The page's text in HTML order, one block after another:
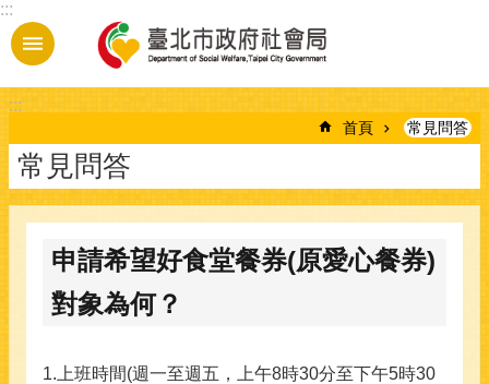
跳到主要內容區塊
:::
:::
首頁 常見問答
常見問答
申請希望好食堂餐券(原愛心餐券)
對象為何？
1.上班時間(週一至週五，上午8時30分至下午5時30